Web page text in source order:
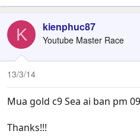
K kienphuc87
Youtube Master Race
13/3/14
Mua gold c9 Sea ai ban pm
Thanks!!!